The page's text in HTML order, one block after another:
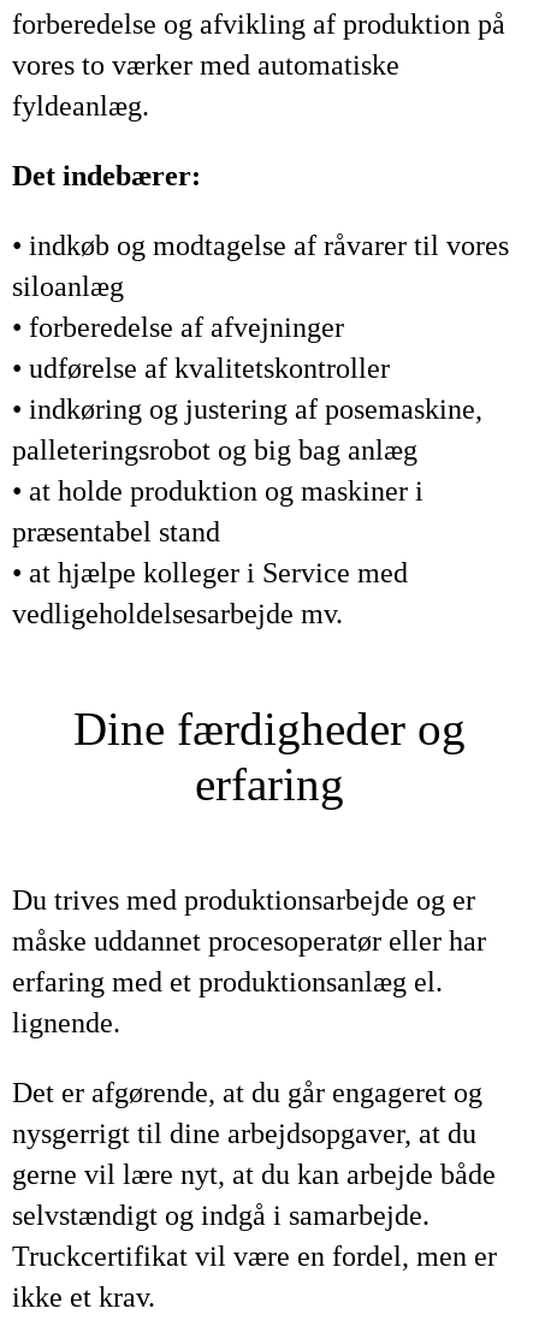
forberedelse og afvikling af produktion på
vores to værker med automatiske
fyldeanlæg.
Det indebærer:
• indkøb og modtagelse af råvarer til vores
siloanlæg
• forberedelse af afvejninger
• udførelse af kvalitetskontroller
• indkøring og justering af posemaskine,
palleteringsrobot og big bag anlæg
• at holde produktion og maskiner i
præsentabel stand
• at hjælpe kolleger i Service med
vedligeholdelsesarbejde mv.
Dine færdigheder og
erfaring
Du trives med produktionsarbejde og er
måske uddannet procesoperatør eller har
erfaring med et produktionsanlæg el.
lignende.
Det er afgørende, at du går engageret og
nysgerrigt til dine arbejdsopgaver, at du
gerne vil lære nyt, at du kan arbejde både
selvstændigt og indgå i samarbejde.
Truckcertifikat vil være en fordel, men er
ikke et krav.